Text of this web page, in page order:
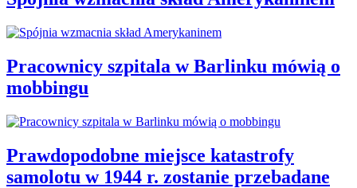
Pracownicy szpitala w Barlinku mówią o
mobbingu
Prawdopodobne miejsce katastrofy
samolotu w 1944 r. zostanie przebadane